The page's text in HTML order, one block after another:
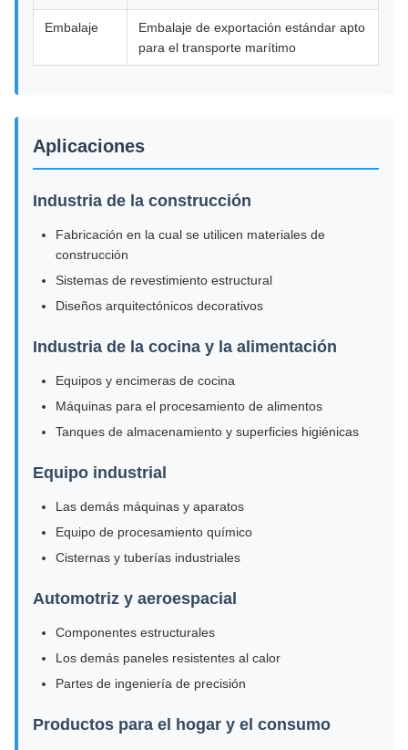
Embalaje
Embalaje de exportación estándar apto
para el transporte marítimo
Aplicaciones
Industria de la construcción
Fabricación en la cual se utilicen materiales de
construcción
Sistemas de revestimiento estructural
Diseños arquitectónicos decorativos
Industria de la cocina y la alimentación
Equipos y encimeras de cocina
Máquinas para el procesamiento de alimentos
Tanques de almacenamiento y superficies higiénicas
Equipo industrial
Las demás máquinas y aparatos
Equipo de procesamiento químico
Cisternas y tuberías industriales
Automotriz y aeroespacial
Componentes estructurales
Los demás paneles resistentes al calor
Partes de ingeniería de precisión
Productos para el hogar y el consumo